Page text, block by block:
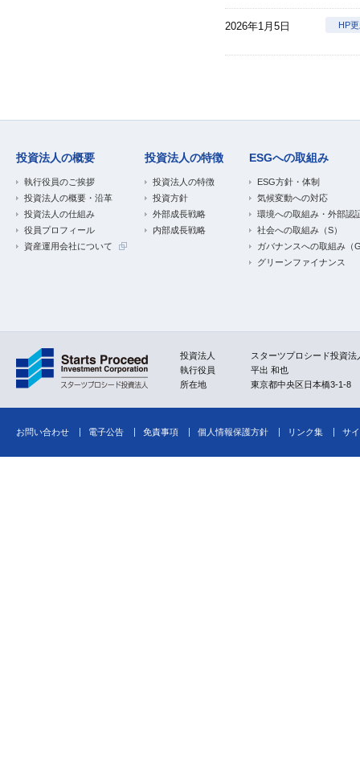
2026年1月5日 HP
投資法人の概要
執行役員のご挨拶
投資法人の概要・沿革
投資法人の仕組み
役員プロフィール
資産運用会社について
投資法人の特徴
投資法人の特徴
投資方針
外部成長戦略
内部成長戦略
ESGへの取組み
ESG方針・体制
気候変動への対応
環境への取組み・外部認
社会への取組み（S）
ガバナンスへの取組み（
グリーンファイナンス
投資法人
スターツプロシード投資法
執行役員
平出 和也
所在地
東京都中央区日本橋3-1-8
お問い合わせ 電子公告 免責事項 個人情報保護方針 リンク集 サ